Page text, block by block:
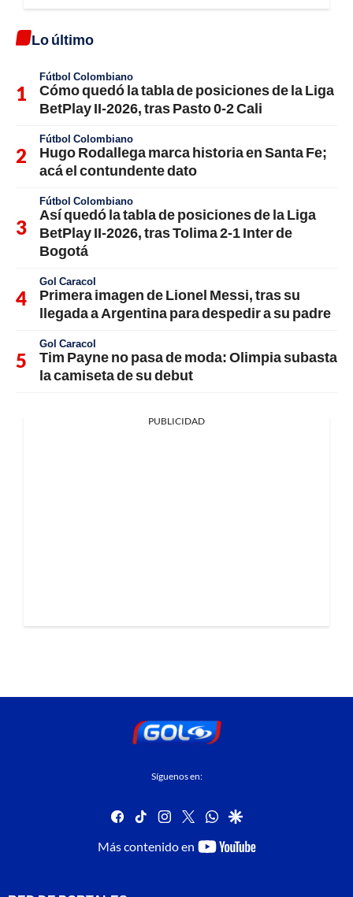
Lo último
Fútbol Colombiano
Cómo quedó la tabla de posiciones de la Liga
BetPlay II-2026, tras Pasto 0-2 Cali
Fútbol Colombiano
Hugo Rodallega marca historia en Santa Fe;
acá el contundente dato
Fútbol Colombiano
Así quedó la tabla de posiciones de la Liga
BetPlay II-2026, tras Tolima 2-1 Inter de
Bogotá
Gol Caracol
Primera imagen de Lionel Messi, tras su
llegada a Argentina para despedir a su padre
Gol Caracol
Tim Payne no pasa de moda: Olimpia subasta
la camiseta de su debut
PUBLICIDAD
Síguenos en:
facebook
tiktok instagram
twitterwhatsapp
google
Más contenido en
youtube-